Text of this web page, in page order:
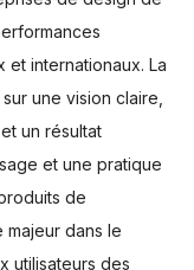
et internationaux. La
une vision claire,
un résultat
et une pratique
de
dans le
utilisateurs des